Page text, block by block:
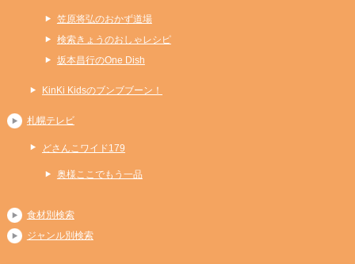
笠原将弘のおかず道場
検索きょうのおしゃレシピ
坂本昌行のOne Dish
KinKi Kidsのブンブブーン！
札幌テレビ
どさんこワイド179
奥様ここでもう一品
食材別検索
ジャンル別検索